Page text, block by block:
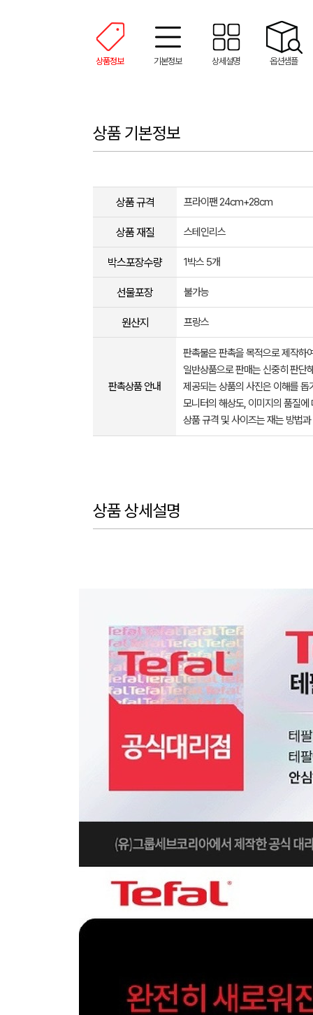
상품정보 기본정보 상세설명 옵션샘플
상품 기본정보
상품 규격 프라이팬 24cm+28cm
상품 재질 스테인리스
박스포장수량 1박스 5개
선물포장 불가능
원산지 프랑스
판촉상품 안내
판촉물은 판촉을 목적으로 제작하
일반상품으로 판매는 신중히 판단
제공되는 상품의 사진은 이해를
모니터의 해상도, 이미지의 품질
상품 규격 및 사이즈는 재는 방법
상품 상세설명